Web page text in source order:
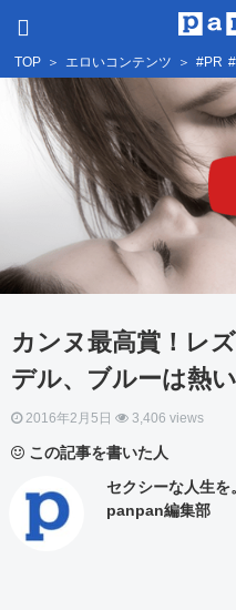
TOP ＞ エロいコンテンツ ＞ #PR
カンヌ最高賞！レ
デル、ブルーは熱
2016年2月5日 3,406 views
この記事を書いた人
セクシーな人生を。
panpan編集部